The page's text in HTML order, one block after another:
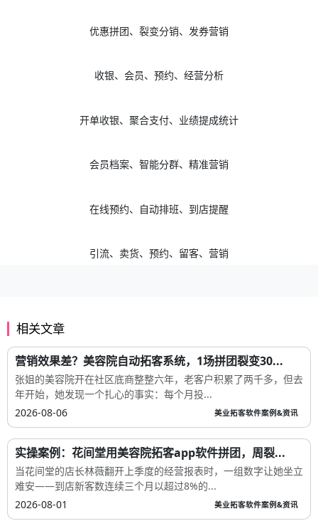
会员档案、智能分群、精准营销
在线预约、自动排班、到店提醒
相关文章
营销效果差？美容院自动拓客系统，1场拼团裂变30...
张姐的美容院开在社区底商整整六年，老客户积累了两千多，但去
年开始，她发现一个扎心的事实：每个月投...
2026-08-06